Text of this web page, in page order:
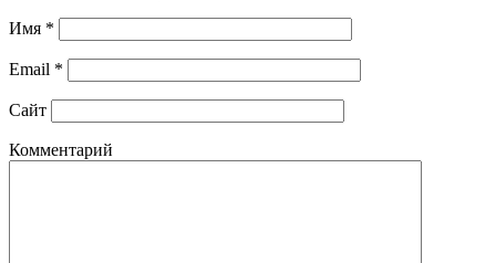
Имя *
Email *
Сайт
Комментарий